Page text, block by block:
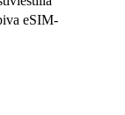
eSIM-